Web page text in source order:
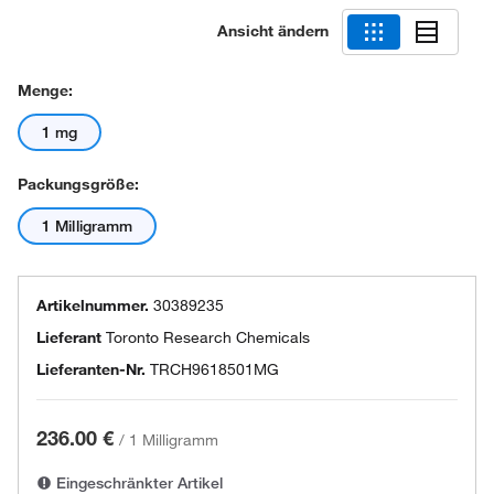
Ansicht ändern
Menge:
1 mg
Packungsgröße:
1 Milligramm
Artikelnummer. 30389235
Lieferant Toronto Research Chemicals
Lieferanten-Nr. TRCH9618501MG
236.00 € / 1 Milligramm
Eingeschränkter Artikel